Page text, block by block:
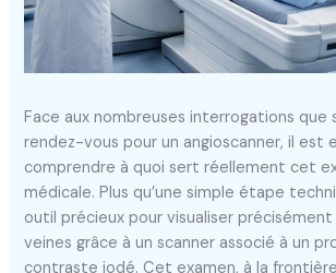
Face aux nombreuses interrogations que
rendez-vous pour un angioscanner, il est
comprendre à quoi sert réellement cet
médicale. Plus qu’une simple étape
outil précieux pour visualiser
veines grâce à un scanner associé à un
contraste iodé. Cet examen, à la